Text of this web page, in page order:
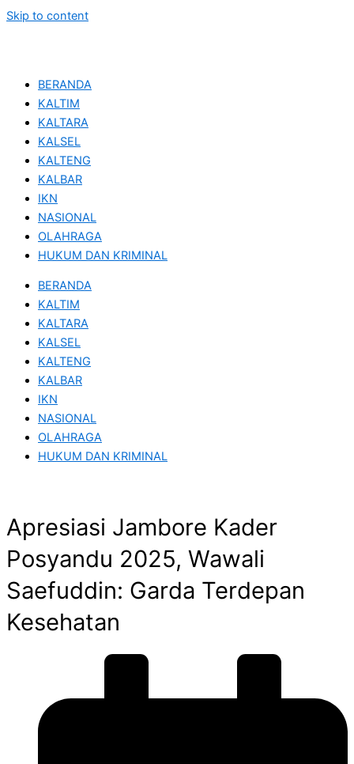
Skip to content
BERANDA
KALTIM
KALTARA
KALSEL
KALTENG
KALBAR
IKN
NASIONAL
OLAHRAGA
HUKUM DAN KRIMINAL
BERANDA
KALTIM
KALTARA
KALSEL
KALTENG
KALBAR
IKN
NASIONAL
OLAHRAGA
HUKUM DAN KRIMINAL
Apresiasi Jambore Kader
Posyandu 2025, Wawali
Saefuddin: Garda Terdepan
Kesehatan